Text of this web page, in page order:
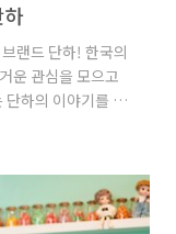
하
랜드 단하! 한국의
운 관심을 모으고
단하의 이야기를 함
치를 추구하는
사람이 조화롭게
었습니다. 저는 원
노에서 직장 생활을